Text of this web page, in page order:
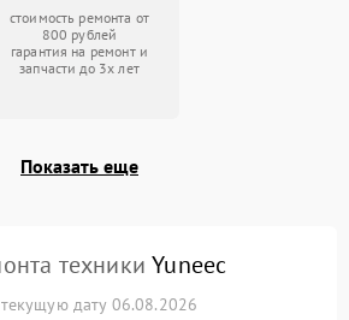
стоимость ремонта от
800 рублей
гарантия на ремонт и
запчасти до 3х лет
Показать еще
техникиYuneec
дату 06.08.2026